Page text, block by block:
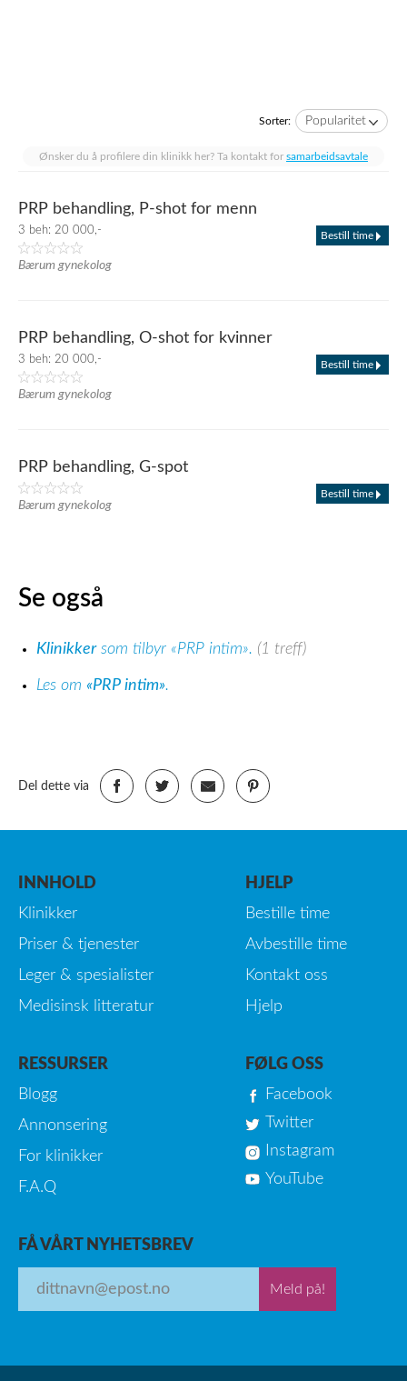
Sorter: Popularitet
Ønsker du å profilere din klinikk her? Ta kontakt for samarbeidsavtale
PRP behandling, P-shot for menn
3 beh: 20 000,-
Bærum gynekolog
Bestill time
PRP behandling, O-shot for kvinner
3 beh: 20 000,-
Bærum gynekolog
Bestill time
PRP behandling, G-spot
Bærum gynekolog
Bestill time
Se også
Klinikkersom tilbyr «PRP intim». (1 treff)
Les om «PRP intim».
Del dette via
INNHOLD
Klinikker
Priser & tjenester
Leger & spesialister
Medisinsk litteratur
HJELP
Bestille time
Avbestille time
Kontakt oss
Hjelp
RESSURSER
Blogg
Annonsering
For klinikker
F.A.Q
FØLG OSS
Facebook
Twitter
Instagram
YouTube
FÅ VÅRT NYHETSBREV
Meld på!